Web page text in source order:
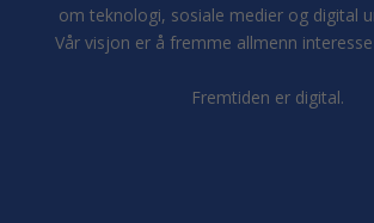
om teknologi, sosiale medier og digital
Vår visjon er å fremme allmenn
Fremtiden er digital.